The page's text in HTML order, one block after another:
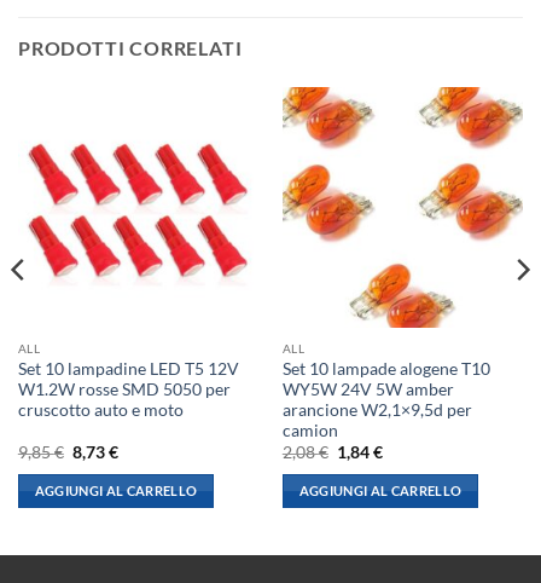
PRODOTTI CORRELATI
ALL
Set 10 lampadine LED T5 12V
W1.2W rosse SMD 5050 per
cruscotto auto e moto
9,85€ Il
prezzo
originale
era:
9,85 €.
8,73€Il
attuale
è:
8,73 €.
AGGIUNGI AL CARRELLO
ALL
Set 10 lampade alogene T10
WY5W 24V 5W amber
arancione W2,1×9,5d per
camion
2,08€ Il
prezzo
originale
era:
2,08 €.
1,84€Il
attuale
è:
1,84 €.
AGGIUNGI AL CARRELLO